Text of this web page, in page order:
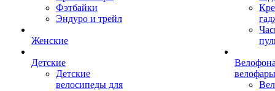
Фэтбайки
Эндуро и трейл
Женские
Детские
Детские
велосипеды для
велофары